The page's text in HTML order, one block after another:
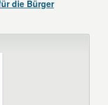
die Bürger